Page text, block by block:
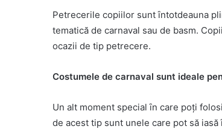
Petrecerile copiilor sunt ȋntotdeauna
tematicӑ de carnaval sau de basm.
ocazii de tip petrecere.
Costumele de carnaval sunt ideale
Un alt moment special ȋn care poți
de acest tip sunt unele care pot sӑ